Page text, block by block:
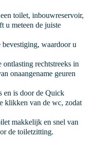
toilet, inbouwreservoir,
u meteen de juiste
waardoor u
rechtstreeks in
onaangename geuren
en is door de Quick
klikken van de wc, zodat
makkelijk en snel van
de toiletzitting.